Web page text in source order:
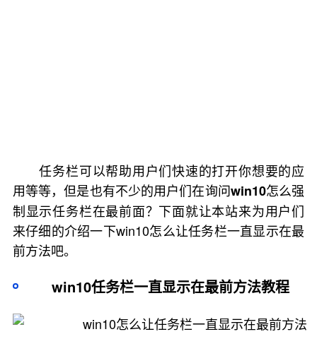
任务栏可以帮助用户们快速的打开你想要的应
用等等，但是也有不少的用户们在询问win10怎么强
制显示任务栏在最前面？下面就让本站来为用户们
来仔细的介绍一下win10怎么让任务栏一直显示在最
前方法吧。
win10任务栏一直显示在最前方法教程